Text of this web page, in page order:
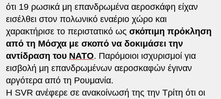
ότι 19 ρωσικά μη επανδρωμένα αεροσκάφη είχαν
εισέλθει στον πολωνικό εναέριο χώρο και
χαρακτήρισε το περιστατικό ως σκόπιμη πρόκληση
από τη Μόσχα με σκοπό να δοκιμάσει την
αντίδραση του ΝΑΤΟ. Παρόμοιοι ισχυρισμοί για
εισβολή μη επανδρωμένων αεροσκαφών έγιναν
αργότερα από τη Ρουμανία.
Η SVR ανέφερε σε ανακοίνωσή της την Τρίτη ότι οι